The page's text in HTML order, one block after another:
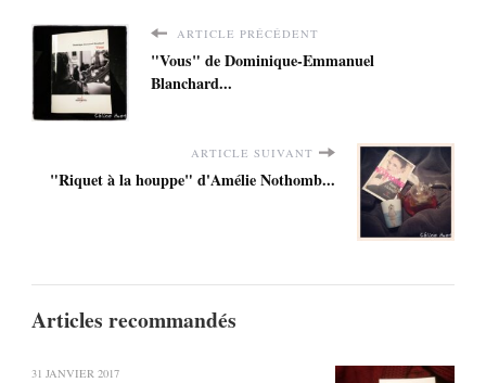
ARTICLE PRÉCÉDENT
"Vous" de Dominique-Emmanuel
Blanchard...
ARTICLE SUIVANT
"Riquet à la houppe" d'Amélie Nothomb...
Articles recommandés
31 JANVIER 2017